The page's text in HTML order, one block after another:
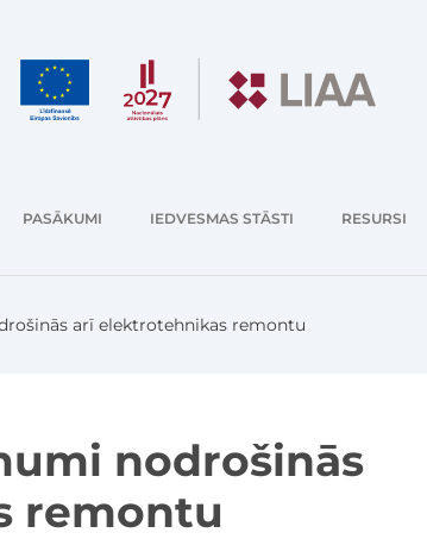
PASĀKUMI IEDVESMAS STĀSTI RESURSI
arī elektrotehnikas remontu
nodrošinās
remontu